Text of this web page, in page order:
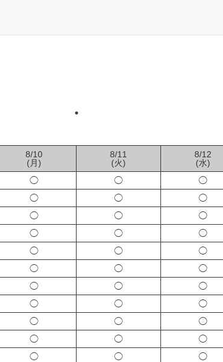
8/10
(月)
8/11
(火)
8/12
(水)
◯ ◯ ◯
◯ ◯ ◯
◯ ◯ ◯
◯ ◯ ◯
◯ ◯ ◯
◯ ◯ ◯
◯ ◯ ◯
◯ ◯ ◯
◯ ◯ ◯
◯ ◯ ◯
◯ ◯ ◯